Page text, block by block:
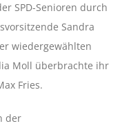
SPD-Senioren durch
Sandra
wiedergewählten
Moll überbrachte ihr
Fries.
der